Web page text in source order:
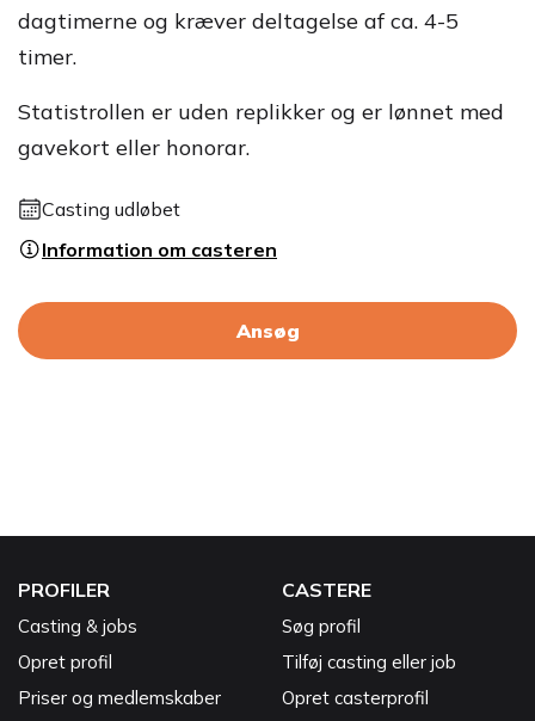
dagtimerne og kræver deltagelse af ca. 4-5
timer.
Statistrollen er uden replikker og er lønnet med
gavekort eller honorar.
Casting udløbet
Information om casteren
Ansøg
PROFILER
Casting & jobs
Opret profil
Priser og medlemskaber
CASTERE
Søg profil
Tilføj casting eller job
Opret casterprofil